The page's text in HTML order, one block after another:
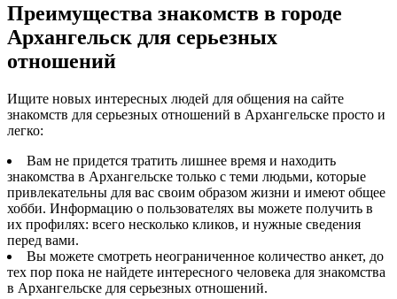
Преимущества знакомств в городе
Архангельск для серьезных
отношений
Ищите новых интересных людей для общения на сайте
знакомств для серьезных отношений в Архангельске просто и
легко:
Вам не придется тратить лишнее время и находить
знакомства в Архангельске только с теми людьми, которые
привлекательны для вас своим образом жизни и имеют общее
хобби. Информацию о пользователях вы можете получить в
их профилях: всего несколько кликов, и нужные сведения
перед вами.
Вы можете смотреть неограниченное количество анкет, до
тех пор пока не найдете интересного человека для знакомства
в Архангельске для серьезных отношений.